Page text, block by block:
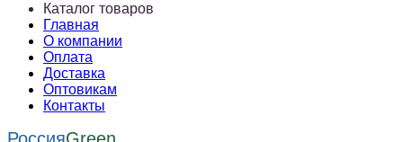
Каталог товаров
Главная
О компании
Оплата
Доставка
Оптовикам
Контакты